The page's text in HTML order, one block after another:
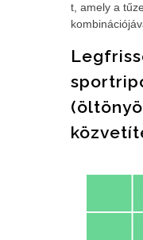
t, amely a